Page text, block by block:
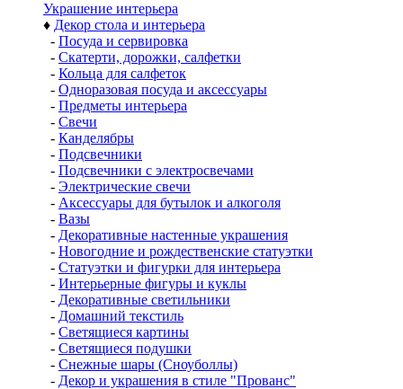
Украшение интерьера
♦ Декор стола и интерьера
- Посуда и сервировка
- Скатерти, дорожки, салфетки
- Кольца для салфеток
- Одноразовая посуда и аксессуары
- Предметы интерьера
- Свечи
- Канделябры
- Подсвечники
- Подсвечники с электросвечами
- Электрические свечи
- Аксессуары для бутылок и алкоголя
- Вазы
- Декоративные настенные украшения
- Новогодние и рождественские статуэтки
- Статуэтки и фигурки для интерьера
- Интерьерные фигуры и куклы
- Декоративные светильники
- Домашний текстиль
- Светящиеся картины
- Светящиеся подушки
- Снежные шары (Сноуболлы)
- Декор и украшения в стиле "Прованс"